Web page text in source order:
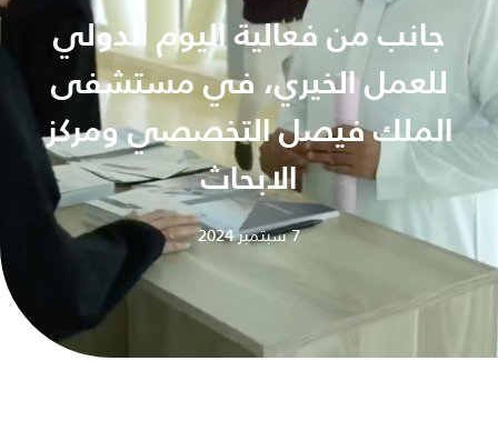
جانب من فعالية اليوم الدولي
للعمل الخيري، في مستشفى
الملك فيصل التخصصي ومركز
الابحاث
7 سبتمبر 2024